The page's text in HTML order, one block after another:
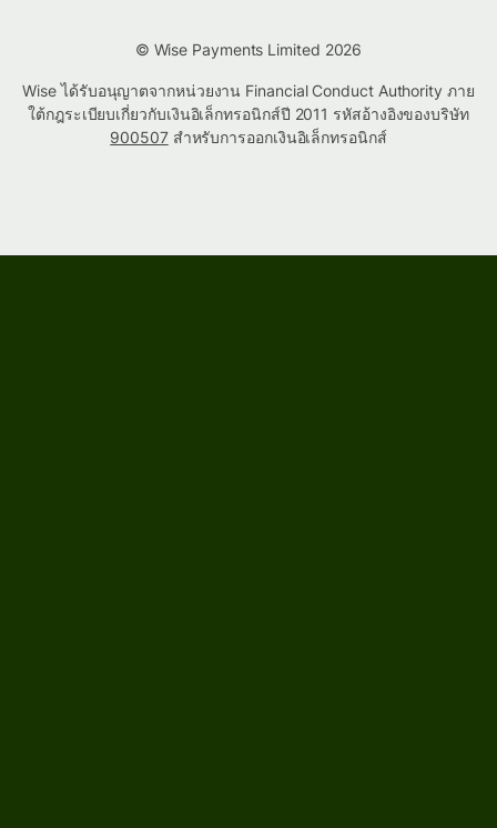
© Wise Payments Limited 2026
Wise ได้รับอนุญาตจากหน่วยงาน Financial Conduct Authority ภาย
ใต้กฎระเบียบเกี่ยวกับเงินอิเล็กทรอนิกส์ปี 2011 รหัสอ้างอิงของบริษัท
900507สำหรับการออกเงินอิเล็กทรอนิกส์